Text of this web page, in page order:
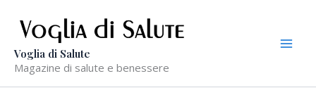
contenuto
Voglia di Salute
Magazine di salute e benessere